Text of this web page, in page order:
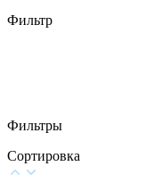
Фильтр
Фильтры
Сортировка